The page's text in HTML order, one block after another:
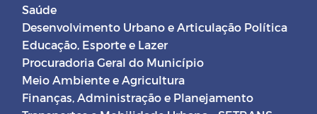
Saúde
Desenvolvimento Urbano e Articulação Política
Educação, Esporte e Lazer
Procuradoria Geral do Município
Meio Ambiente e Agricultura
Finanças, Administração e Planejamento